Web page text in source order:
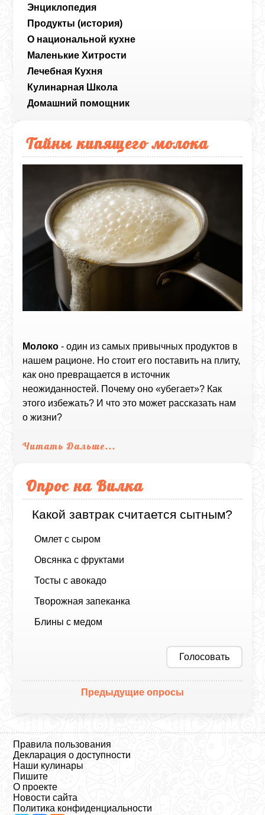
Энциклопедия
Продукты (история)
О национальной кухне
Маленькие Хитрости
Лечебная Кухня
Кулинарная Школа
Домашний помощник
Тайны кипящего молока
Молоко - один из самых привычных продуктов в
нашем рационе. Но стоит его поставить на плиту,
как оно превращается в источник
неожиданностей. Почему оно «убегает»? Как
этого избежать? И что это может рассказать нам
о жизни?
Читать Дальше...
Опрос на Вилка
Какой завтрак считается сытным?
Омлет с сыром
Овсянка с фруктами
Тосты с авокадо
Творожная запеканка
Блины с медом
Голосовать
Предыдущие опросы
Правила пользования
Декларация о доступности
Наши кулинары
Пишите
О проекте
Новости сайта
Политика конфиденциальности